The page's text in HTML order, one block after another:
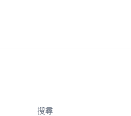
搜尋